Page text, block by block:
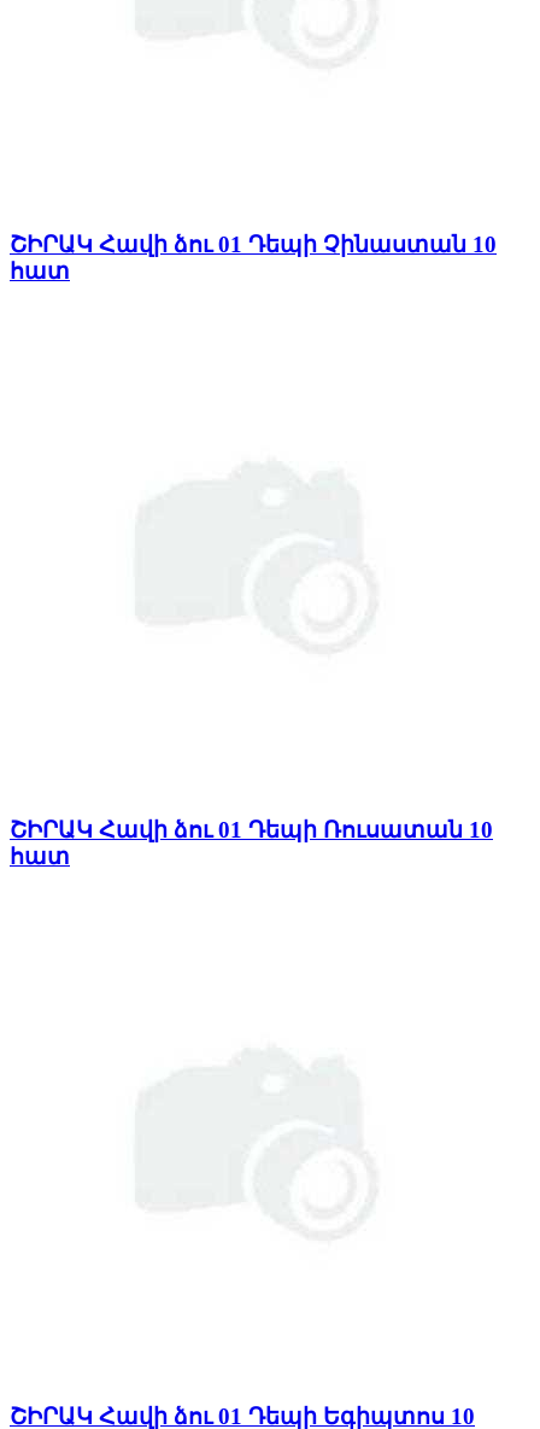
ՇԻՐԱԿ Հավի ձու 01 Դեպի Չինաստան 10
հատ
ՇԻՐԱԿ Հավի ձու 01 Դեպի Ռուսատան 10
հատ
ՇԻՐԱԿ Հավի ձու 01 Դեպի Եգիպտոս 10